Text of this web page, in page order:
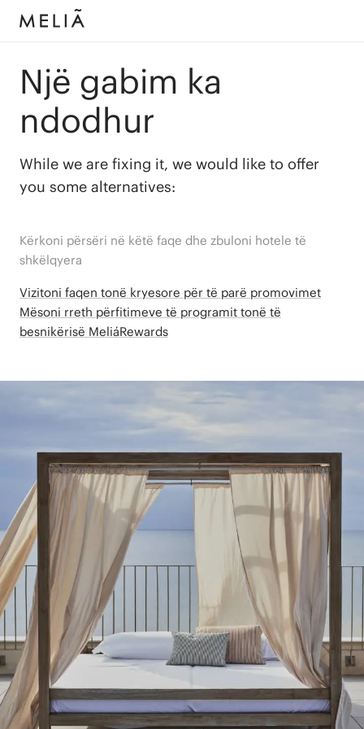
Një gabim ka
ndodhur
While we are fixing it, we would like to offer
you some alternatives:
Kërkoni përsëri në këtë faqe dhe zbuloni hotele të
shkëlqyera
Vizitoni faqen tonë kryesore për të parë promovimet
Mësoni rreth përfitimeve të programit tonë të
besnikërisë MeliáRewards